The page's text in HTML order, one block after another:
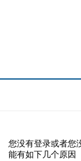
您没有登录或者您
能有如下几个原因